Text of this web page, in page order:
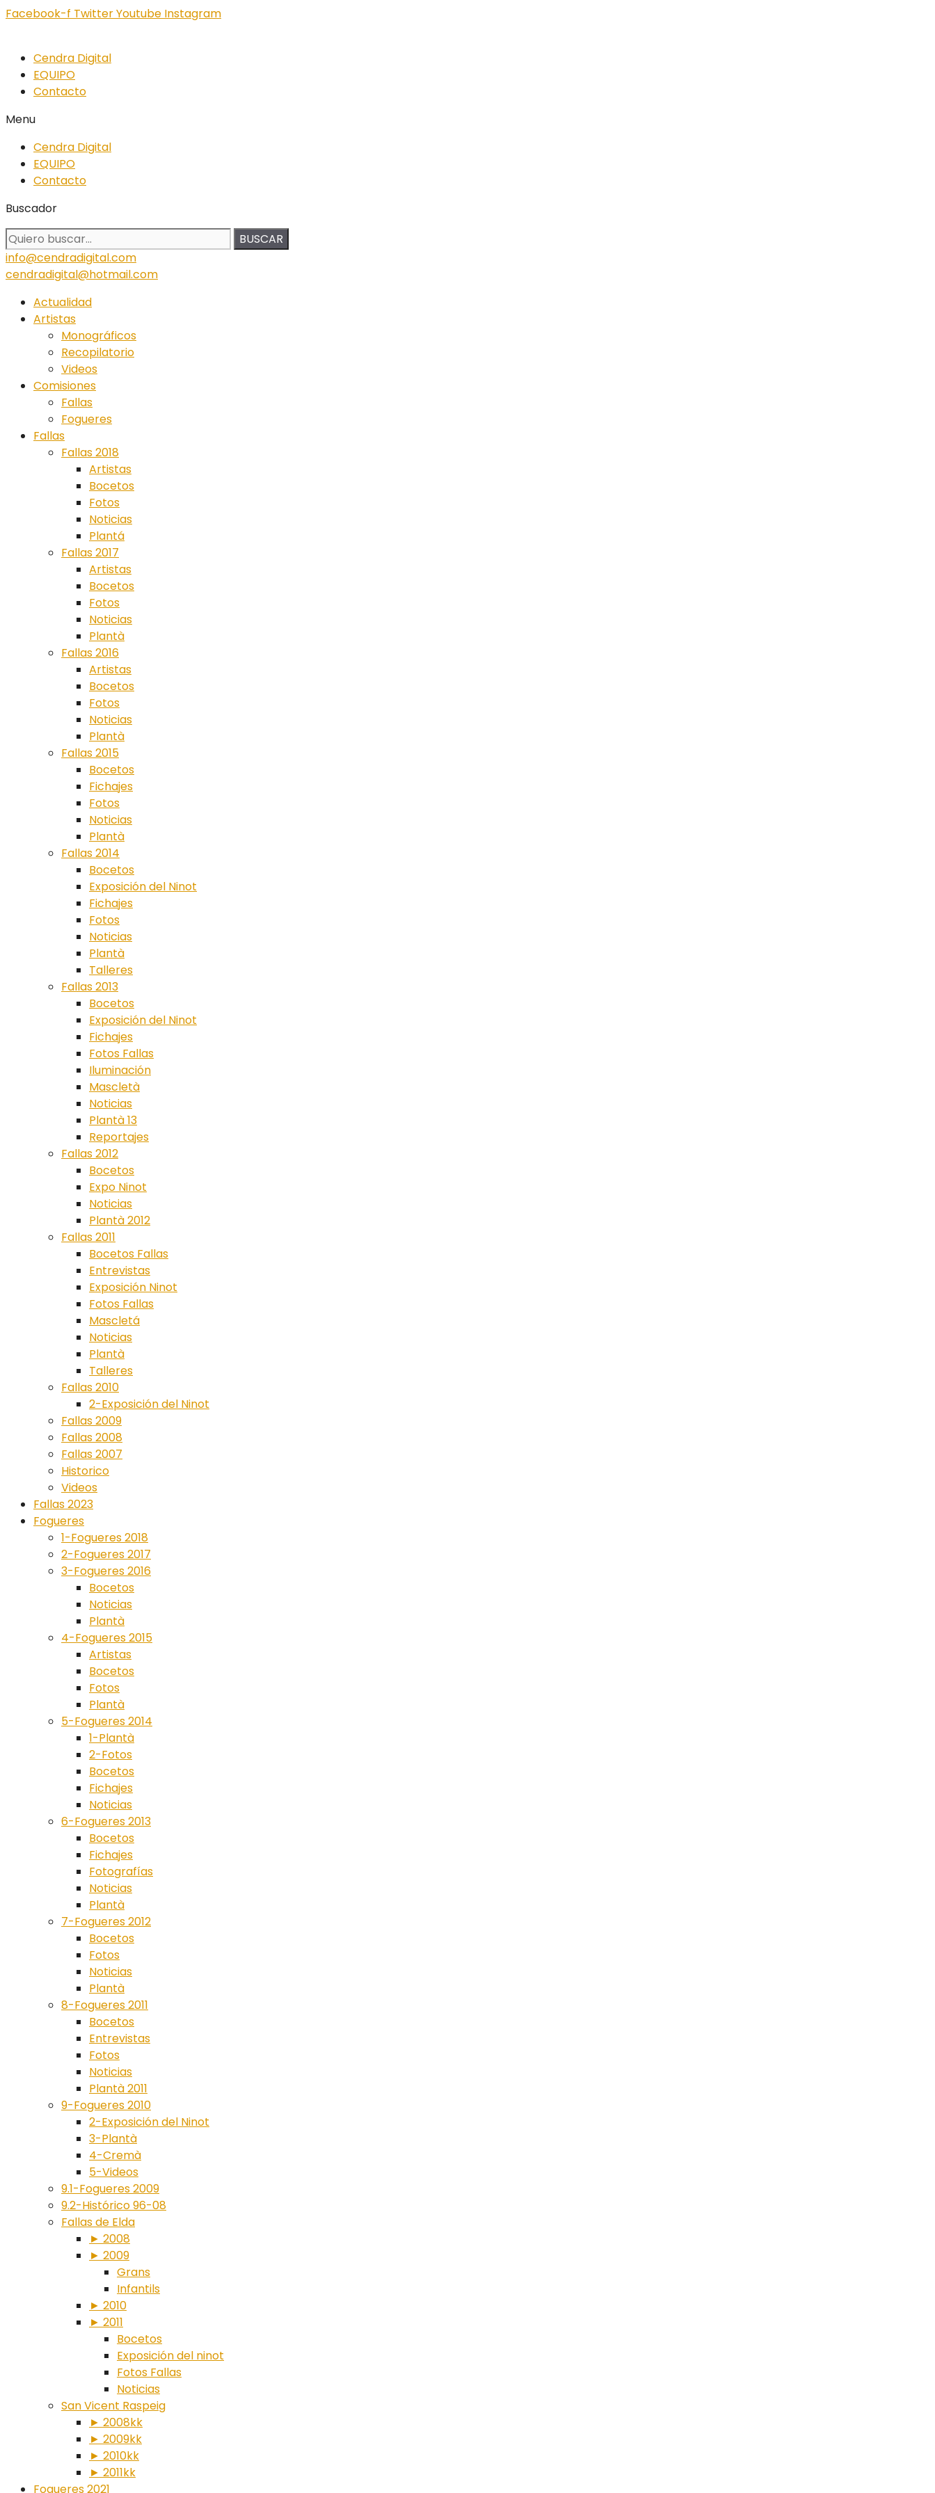
Facebook-f TwitterYoutube Instagram
Cendra Digital
EQUIPO
Contacto
Menu
Cendra Digital
EQUIPO
Contacto
Buscador
BUSCAR
info@cendradigital.com
cendradigital@hotmail.com
Actualidad
Artistas
Monográficos
Recopilatorio
Videos
Comisiones
Fallas
Fogueres
Fallas
Fallas 2018
Artistas
Bocetos
Fotos
Noticias
Plantá
Fallas 2017
Artistas
Bocetos
Fotos
Noticias
Plantà
Fallas 2016
Artistas
Bocetos
Fotos
Noticias
Plantà
Fallas 2015
Bocetos
Fichajes
Fotos
Noticias
Plantà
Fallas 2014
Bocetos
Exposición del Ninot
Fichajes
Fotos
Noticias
Plantà
Talleres
Fallas 2013
Bocetos
Exposición del Ninot
Fichajes
Fotos Fallas
Iluminación
Mascletà
Noticias
Plantà 13
Reportajes
Fallas 2012
Bocetos
Expo Ninot
Noticias
Plantà 2012
Fallas 2011
Bocetos Fallas
Entrevistas
Exposición Ninot
Fotos Fallas
Mascletá
Noticias
Plantà
Talleres
Fallas 2010
2-Exposición del Ninot
Fallas 2009
Fallas 2008
Fallas 2007
Historico
Videos
Fallas 2023
Fogueres
1-Fogueres 2018
2-Fogueres 2017
3-Fogueres 2016
Bocetos
Noticias
Plantà
4-Fogueres 2015
Artistas
Bocetos
Fotos
Plantà
5-Fogueres 2014
1-Plantà
2-Fotos
Bocetos
Fichajes
Noticias
6-Fogueres 2013
Bocetos
Fichajes
Fotografías
Noticias
Plantà
7-Fogueres 2012
Bocetos
Fotos
Noticias
Plantà
8-Fogueres 2011
Bocetos
Entrevistas
Fotos
Noticias
Plantà 2011
9-Fogueres 2010
2-Exposición del Ninot
3-Plantà
4-Cremà
5-Videos
9.1-Fogueres 2009
9.2-Histórico 96-08
Fallas de Elda
► 2008
► 2009
Grans
Infantils
► 2010
► 2011
Bocetos
Exposición del ninot
Fotos Fallas
Noticias
San Vicent Raspeig
► 2008kk
► 2009kk
► 2010kk
► 2011kk
Fogueres 2021